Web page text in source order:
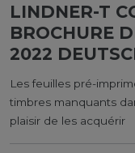
LINDNER-T
BROCHURE
2022
Les feuilles pré-
timbres manquants
plaisir de les acquérir